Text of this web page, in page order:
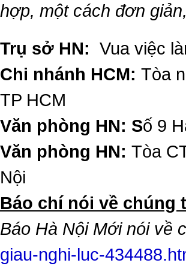
hợp, một cách đơn
Trụ sở HN: Vua việc
Chi nhánh HCM: Tòa
TP HCM
Văn phòng HN: Số 9
Văn phòng HN: Tòa
Nội
​Báo chí nói về chúng
Báo Hà Nội Mới nói về
giau-nghi-luc-